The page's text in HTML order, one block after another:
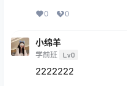
0 0
小绵羊
学前班 Lv0
2222222